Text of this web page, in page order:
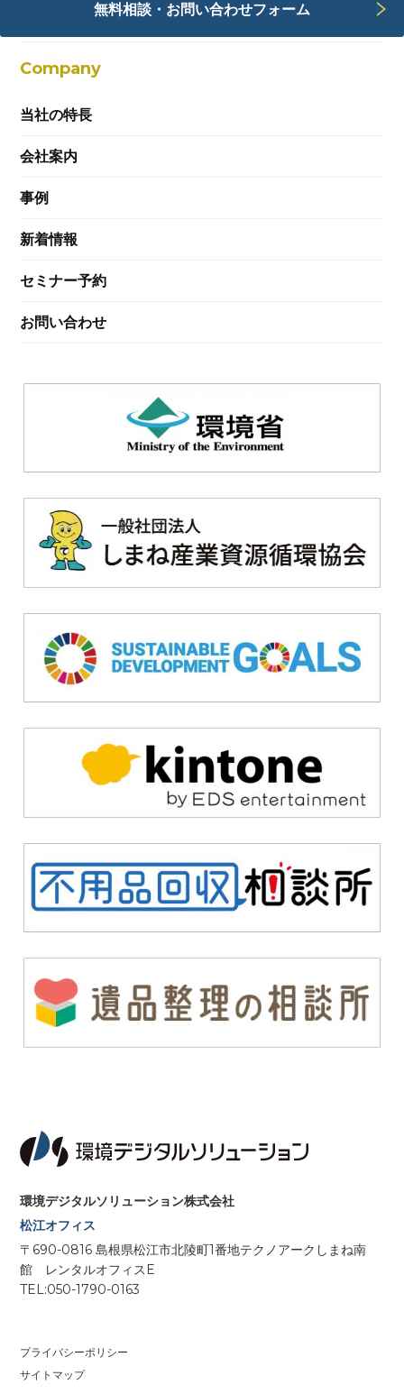
無料相談・お問い合わせフォーム
Webサービス
Company
当社の特長
会社案内
事例
新着情報
セミナー予約
お問い合わせ
環境デジタルソリューション株式会社
松江オフィス
〒690-0816 島根県松江市北陵町1番地テクノアークしまね南
館 レンタルオフィスE
TEL:050-1790-0163
プライバシーポリシー
サイトマップ